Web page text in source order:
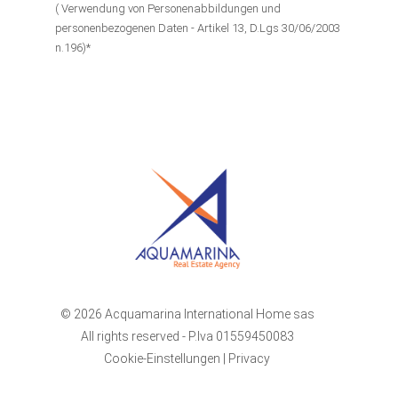
© 2026 Acquamarina International Home sas
All rights reserved - P.Iva 01559450083
Cookie-Einstellungen
Privacy
( Verwendung von Personenabbildungen und
personenbezogenen Daten - Artikel 13, D.Lgs 30/06/2003
n.196)*